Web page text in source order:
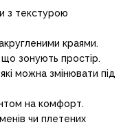
з текстурою
краями.
що зонують простір.
можна змінювати під
на комфорт.
чи плетених